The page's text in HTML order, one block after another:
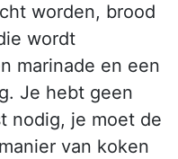
worden, brood
wordt
marinade en een
Je hebt geen
nodig, je moet de
van koken